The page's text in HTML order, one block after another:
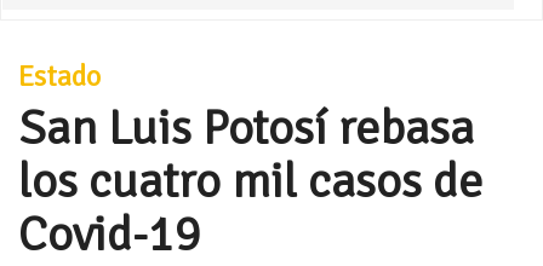
Estado
San Luis Potosí rebasa
los cuatro mil casos de
Covid-19